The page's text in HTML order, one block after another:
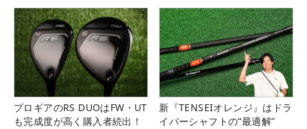
プロギアのRS DUOはFW・UT
も完成度が高く購入者続出！
新『TENSEIオレンジ』はドラ
イバーシャフトの“最適解”